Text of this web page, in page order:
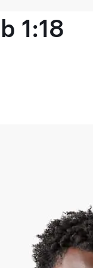
1:18